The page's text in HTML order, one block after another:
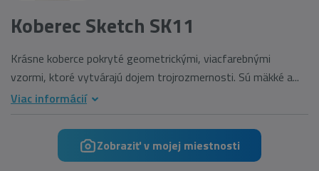
Koberec Sketch SK11
Krásne koberce pokryté geometrickými, viacfarebnými
vzormi, ktoré vytvárajú dojem trojrozmernosti. Sú mäkké a...
Viac informácií
Zobraziť v mojej miestnosti